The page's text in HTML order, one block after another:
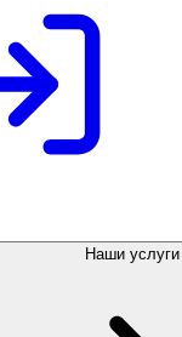
Наши услуги